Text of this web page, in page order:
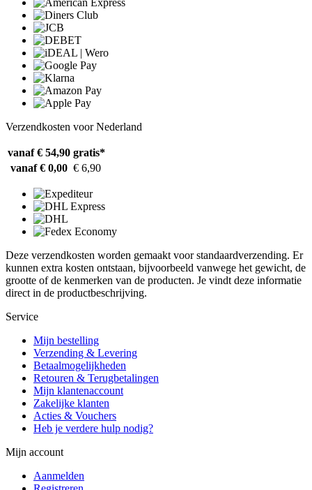
Verzendkosten voor Nederland
vanaf € 54,90 gratis*
vanaf € 0,00 € 6,90
Deze verzendkosten worden gemaakt voor standaardverzending. Er
kunnen extra kosten ontstaan, bijvoorbeeld vanwege het gewicht, de
grootte of de kenmerken van de producten. Je vindt deze informatie
direct in de productbeschrijving.
Service
Mijn bestelling
Verzending & Levering
Betaalmogelijkheden
Retouren & Terugbetalingen
Mijn klantenaccount
Zakelijke klanten
Acties & Vouchers
Heb je verdere hulp nodig?
Mijn account
Aanmelden